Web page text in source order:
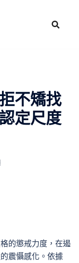
不矯找
定尺度
的懲戒力度，在遏
震懾感化。依據